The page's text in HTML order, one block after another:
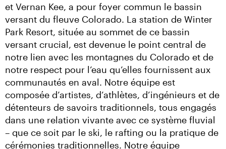
et Vernan Kee, a pour foyer commun le bassin
versant du fleuve Colorado. La station de Winter
Park Resort, située au sommet de ce bassin
versant crucial, est devenue le point central de
notre lien avec les montagnes du Colorado et de
notre respect pour l’eau qu’elles fournissent aux
communautés en aval. Notre équipe est
composée d’artistes, d’athlètes, d’ingénieurs et de
détenteurs de savoirs traditionnels, tous engagés
dans une relation vivante avec ce système fluvial
– que ce soit par le ski, le rafting ou la pratique de
cérémonies traditionnelles. Notre équipe